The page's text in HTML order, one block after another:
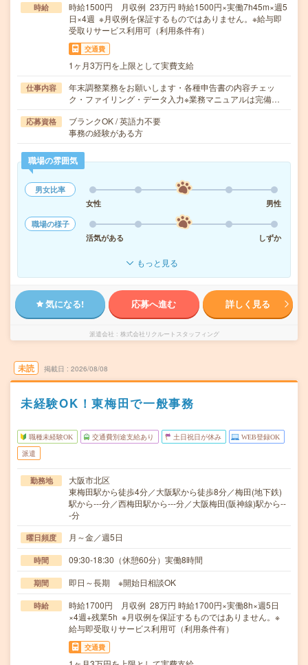
時給
時給1500円 月収例 23万円 時給1500円×実働7h45m×週5
日×4週 ※月収例を保証するものではありません。※給与即
受取りサービス利用可（利用条件有）
交通費
1ヶ月3万円を上限として実費支給
仕事内容
年末調整業務をお願いします・各種申告書の内容チェッ
ク・ファイリング・データ入力※業務マニュアルは完備…
応募資格
ブランクOK / 英語力不要
事務の経験がある方
職場の雰囲気
男女比率
女性
男性
職場の様子
活気がある
しずか
もっと見る
気になる! 応募へ進む 詳しく見る
派遣会社 株式会社リクルートスタッフィング
未読 掲載日 2026/08/08
未経験OK！東梅田で一般事務
職種未経験OK 交通費別途支給あり 土日祝日が休み WEB登録OK
派遣
勤務地
大阪市北区
東梅田駅から徒歩4分／大阪駅から徒歩8分／梅田(地下鉄)
駅から---分／西梅田駅から---分／大阪梅田(阪神線)駅から--
-分
曜日頻度 月～金／週5日
時間 09:30-18:30（休憩60分）実働8時間
期間 即日～長期 ※開始日相談OK
時給
時給1700円 月収例 28万円 時給1700円×実働8h×週5日
×4週+残業5h ※月収例を保証するものではありません。※
給与即受取りサービス利用可（利用条件有）
交通費